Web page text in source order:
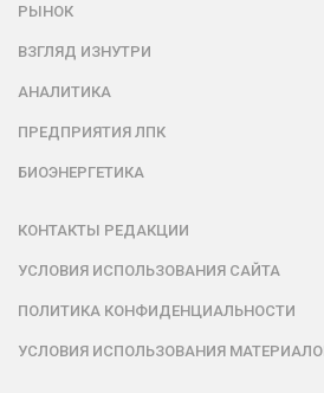
РЫНОК
ВЗГЛЯД ИЗНУТРИ
АНАЛИТИКА
ПРЕДПРИЯТИЯ ЛПК
БИОЭНЕРГЕТИКА
КОНТАКТЫ РЕДАКЦИИ
УСЛОВИЯ ИСПОЛЬЗОВАНИЯ САЙТА
ПОЛИТИКА КОНФИДЕНЦИАЛЬНОСТИ
УСЛОВИЯ ИСПОЛЬЗОВАНИЯ